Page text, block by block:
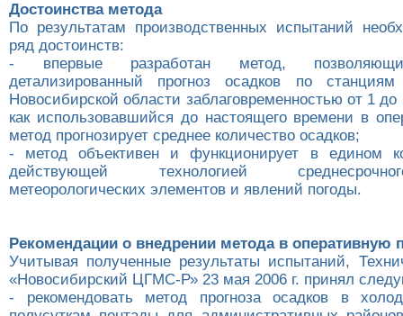
Достоинства метода
По результатам производственных испытаний
ряд достоинств:
- впервые разработан метод,
детализированный прогноз осадков по
Новосибирской области заблаговременностью от 1 до
как использовавшийся до настоящего времени в
метод прогнозирует среднее количество осадков;
- метод объективен и функционирует в едином
действующей технологией
метеорологических элементов и явлений погоды.
Рекомендации о внедрении метода в оперативную
Учитывая полученные результаты испытаний,
«Новосибирский ЦГМС-Р» 23 мая 2006 г. принял
- рекомендовать метод прогноза осадков в